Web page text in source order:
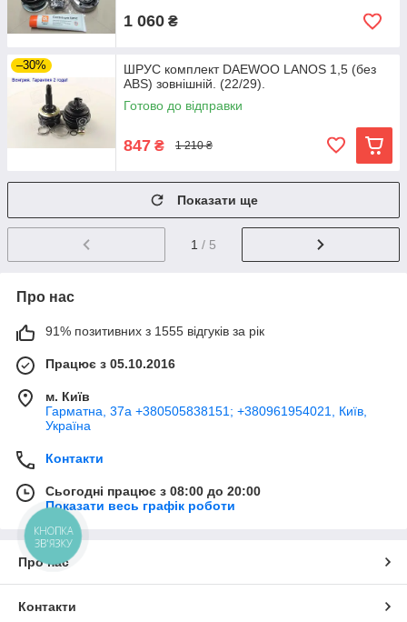
1 060 ₴
–30%
ШРУС комплект DAEWOO LANOS 1,5 (без
ABS) зовнішній. (22/29).
Готово до відправки
847 ₴ 1 210 ₴
Показати ще
1 / 5
Про нас
91% позитивних з 1555 відгуків за рік
Працює з 05.10.2016
м. Київ
Гарматна, 37а +380505838151; +380961954021, Київ,
Україна
Контакти
Сьогодні працює з 08:00 до 20:00
Показати весь графік роботи
Про нас
Контакти
КНОПКА
ЗВ'ЯЗКУ